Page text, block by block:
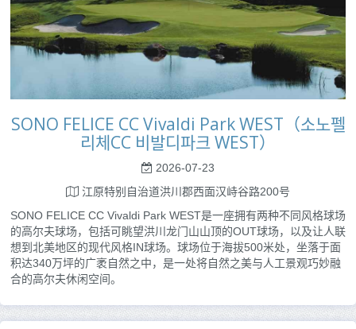
SONO FELICE CC Vivaldi Park WEST（소노펠
리체CC 비발디파크 WEST）
2026-07-23
江原特别自治道洪川郡西面汉峙谷路200号
SONO FELICE CC Vivaldi Park WEST是一座拥有两种不同风格球场
的高尔夫球场，包括可眺望洪川龙门山山顶的OUT球场，以及让人联
想到北美地区的现代风格IN球场。球场位于海拔500米处，坐落于面
积达340万坪的广袤自然之中，是一处将自然之美与人工景观巧妙融
合的高尔夫休闲空间。